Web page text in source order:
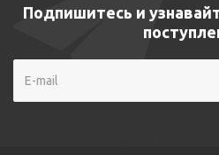
Подпишитесь и